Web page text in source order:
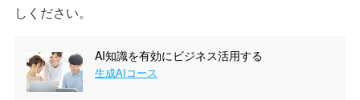
しください。
AI知識を有効にビジネス活用する
生成AIコース